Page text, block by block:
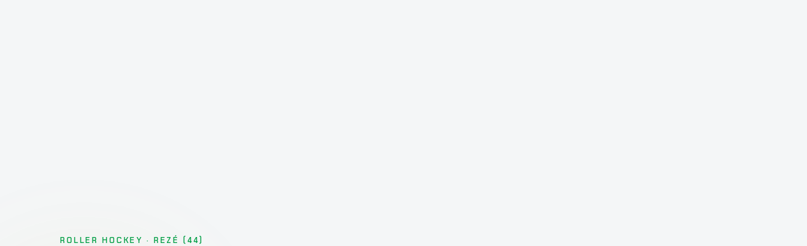
ROLLER HOCKEY · REZÉ (44)